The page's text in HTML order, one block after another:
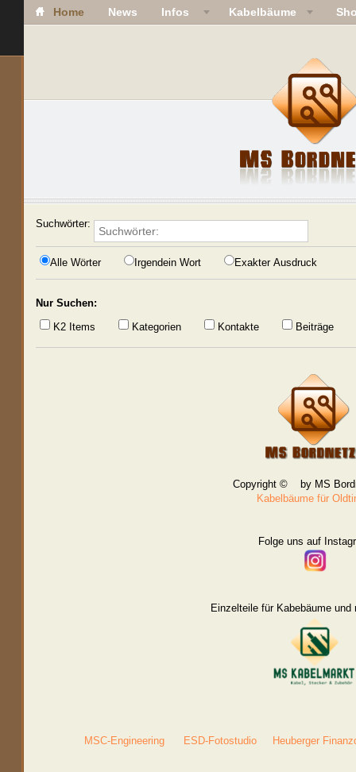
Home News Infos Kabelbäume
Suchwörter:
Alle Wörter Irgendein Wort Exakter Ausdruck
Nur Suchen:
K2 Items
Kategorien Kontakte Beiträge
Copyright © by MS
Kabelbäume für
Folge uns auf
Einzelteile für Kabebäume und
MSC-Engineering ESD-Fotostudio Heuberger